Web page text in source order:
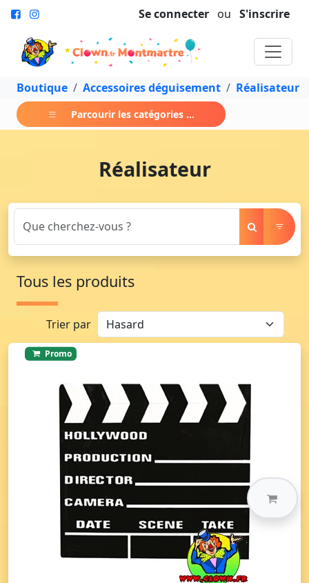
Se connecter ou S'inscrire
Boutique Accessoires déguisement Réalisateur
Parcourir les catégories ...
Réalisateur
Tous les produits
Trier par
Promo